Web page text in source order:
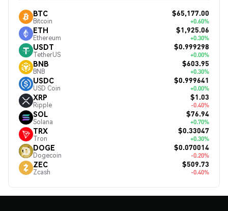
BTC
Bitcoin
$65,177.00
+0.60%
ETH
Ethereum
$1,925.06
+0.30%
USDT
TetherUS
$0.999298
+0.00%
BNB
BNB
$603.95
+0.30%
USDC
USD Coin
$0.999641
+0.00%
XRP
Ripple
$1.03
-0.40%
SOL
Solana
$76.94
+0.70%
TRX
Tron
$0.33047
+0.30%
DOGE
Dogecoin
$0.070014
-0.20%
ZEC
Zcash
$509.73
-0.40%